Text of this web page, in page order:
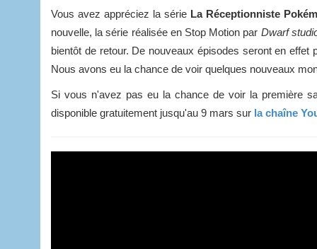
Vous avez appréciez la série La Réceptionniste
nouvelle, la série réalisée en Stop Motion par Dwarf
bientôt de retour. De nouveaux épisodes seront en
Nous avons eu la chance de voir quelques nouveaux
Si vous n'avez pas eu la chance de voir la première
disponible gratuitement jusqu'au 9 mars sur la chaîne